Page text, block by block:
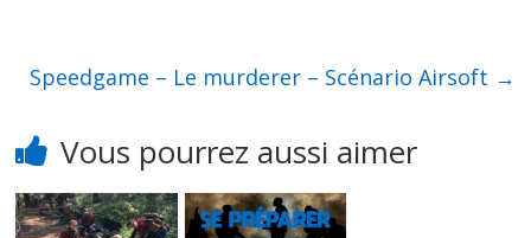
k er
Speedgame – Le murderer – Scénario Airsoft →
Vous pourrez aussi aimer